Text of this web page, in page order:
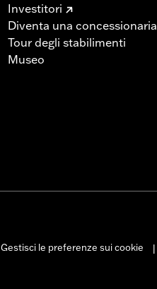
Investitori
Diventa una concessionaria
Tour degli stabilimenti
Museo
Gestisci le preferenze sui cookie